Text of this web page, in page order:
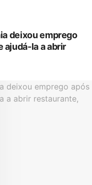
deixou emprego
ajudá-la a abrir